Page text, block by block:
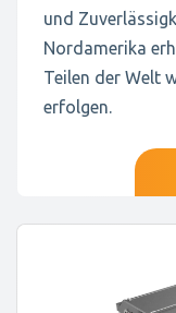
und
Nordamerika
Teilen der Welt
erfolgen.